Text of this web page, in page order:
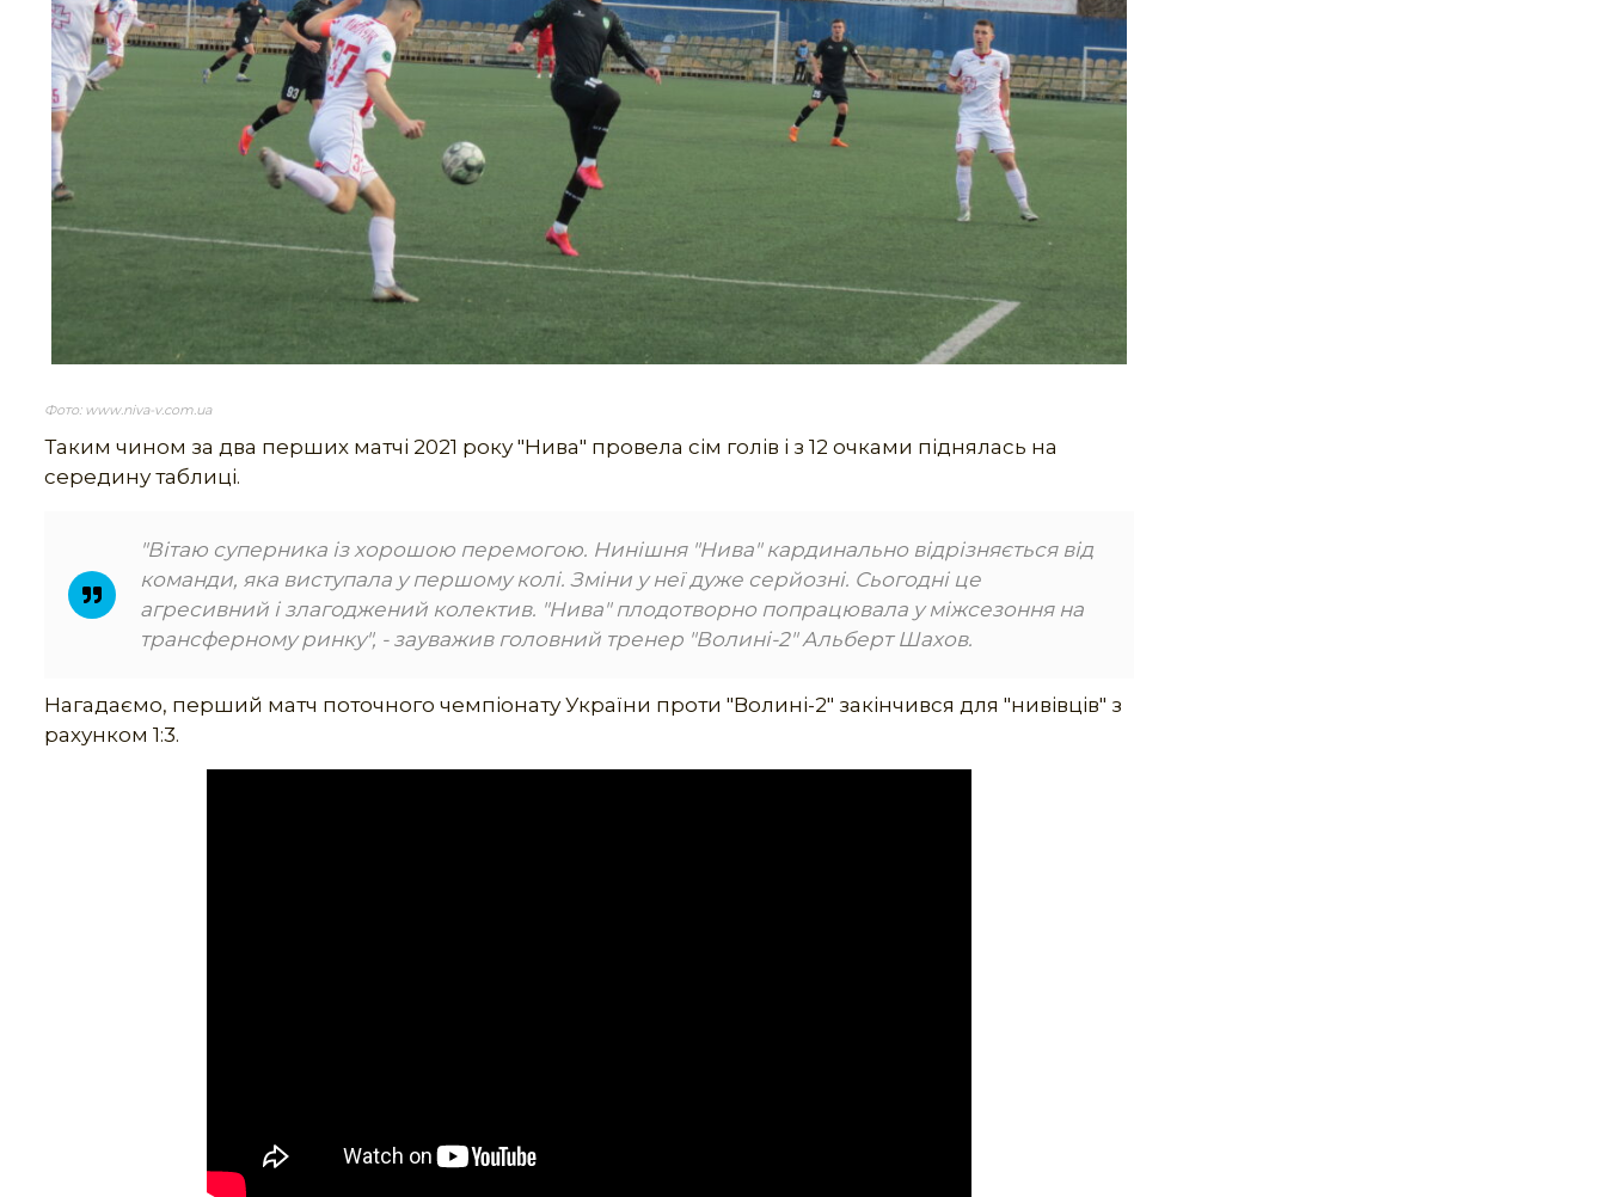
Фото: www.niva-v.com.ua
Таким чином за два перших матчі 2021 року "Нива" провела сім голів і з 12 очками піднялась на
середину таблиці.
"Вітаю суперника із хорошою перемогою. Нинішня "Нива" кардинально відрізняється від
команди, яка виступала у першому колі. Зміни у неї дуже серйозні. Сьогодні це
агресивний і злагоджений колектив. "Нива" плодотворно попрацювала у міжсезоння на
трансферному ринку", - зауважив головний тренер "Волині-2" Альберт Шахов.
Нагадаємо, перший матч поточного чемпіонату України проти "Волині-2" закінчився для "нивівців" з
рахунком 1:3.